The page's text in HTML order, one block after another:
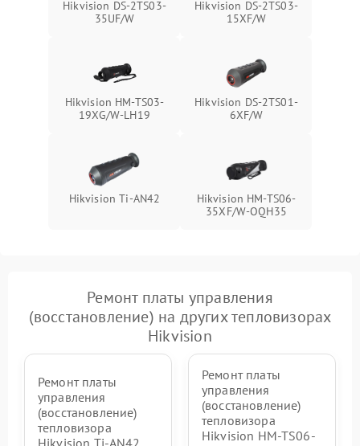
Hikvision DS-2TS03-
35UF/W
Hikvision DS-2TS03-
15XF/W
Hikvision HM-TS03-
19XG/W-LH19
Hikvision DS-2TS01-
6XF/W
Hikvision Ti-AN42
Hikvision HM-TS06-
35XF/W-OQH35
Ремонт платы управления
(восстановление) на других тепловизорах
Hikvision
Ремонт платы
управления
(восстановление)
тепловизора
Ремонт платы
управления
(восстановление)
тепловизора
Hikvision HM-TS06-